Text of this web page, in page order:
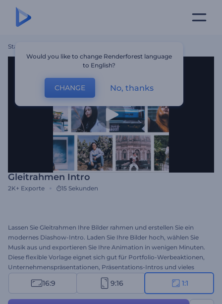
Startseite
Gleitrahmen Intro
2K+ Exporte 15 Sekunden
Lassen Sie Gleitrahmen Ihre Bilder rahmen und erstellen Sie ein
modernes Diashow-Intro. Laden Sie Ihre Bilder hoch, wählen Sie
Musik aus und exportieren Sie Ihre Animation in wenigen Minuten.
Diese flexible Vorlage eignet sich gut für Portfolio-Werbeaktionen,
Unternehmenspräsentationen, Präsentations-Intros und vieles
mehr. Fügen Sie Bewegung und Energie zu Ihren Videoprojekten
mit diesem Gleitrahmen Intro hinzu. Probieren Sie es heute aus.
16:9 9:16 1:1
Would you like to change Renderforest language
to English?
CHANGE No, thanks